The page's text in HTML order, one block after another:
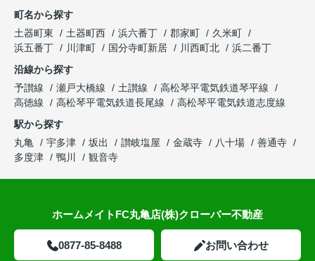
町名から探す
土器町東
土器町西 浜六番丁 郡家町
久米町
浜五番丁
川津町 国分寺町新居 川西町北
浜二番丁
沿線から探す
予讃線
瀬戸大橋線 土讃線
高松琴平電気鉄道琴平線
高徳線
高松琴平電気鉄道長尾線
高松琴平電気鉄道志度線
駅から探す
丸亀
宇多津 坂出 讃岐塩屋 金蔵寺 八十場
善通寺
多度津
鴨川 観音寺
ホームメイトFC丸亀店(株)クローバー不動産
0877-85-8488 お問い合わせ